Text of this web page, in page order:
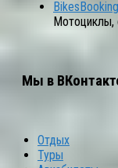
Мотоциклы,
Мы в
Отдых
Туры